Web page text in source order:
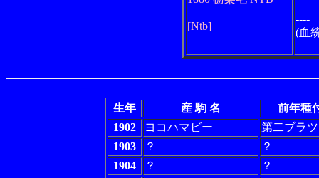
[Ntb]
----
(血
生年 産 駒 名
前年種
1902
ヨコハマビー
第二ブラ
1903
？
？
1904
？
？